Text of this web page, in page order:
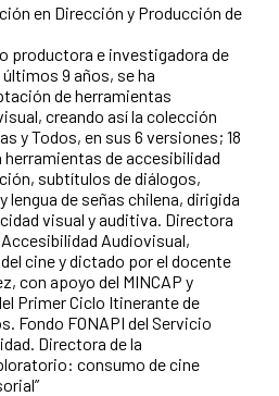
en Dirección y Producción de
productora e investigadora de
9 años, se ha
de herramientas
creando así la colección
y Todos, en sus 6 versiones; 18
de accesibilidad
subtítulos de diálogos,
de señas chilena, dirigida
visual y auditiva. Directora
Audiovisual,
cine y dictado por el docente
con apoyo del MINCAP y
Primer Ciclo Itinerante de
Fondo FONAPI del Servicio
Directora de la
consumo de cine